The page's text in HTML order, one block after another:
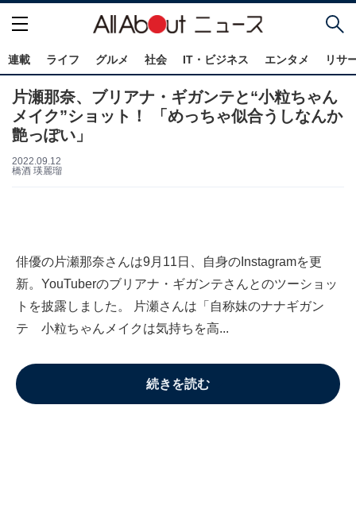
連載 ライフ グルメ 社会 IT・ビジネス エンタメ リサ
片瀬那奈、ブリアナ・ギガンテと“小粒ちゃん
メイク”ショット！ 「めっちゃ似合うしなんか
艶っぽい」
2022.09.12
橋酒 瑛麗瑠
俳優の片瀬那奈さんは9月11日、自身のInstagramを更
新。YouTuberのブリアナ・ギガンテさんとのツーショッ
トを披露しました。 片瀬さんは「自称妹のナナギガン
テ 小粒ちゃんメイクは気持ちを高...
続きを読む